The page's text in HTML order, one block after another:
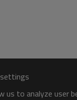
us to analyze